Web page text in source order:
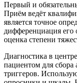
Первый и
Приём ведёт
является точное
дифференциация его
оценка степени
Диагностика в
пациентом для сбора
триггеров.